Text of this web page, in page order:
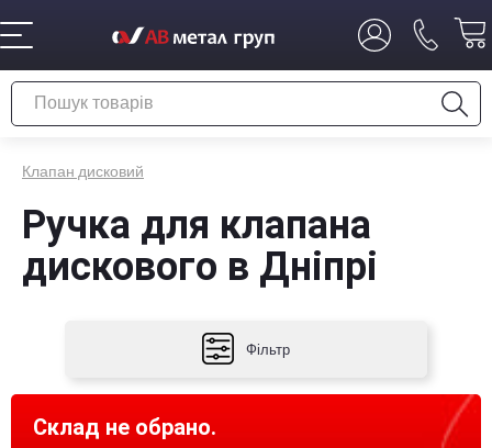
Клапан дисковий
Ручка для клапана
дискового в Дніпрі
Фільтр
Склад не обрано.